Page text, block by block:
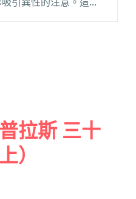
拉斯 三十
）